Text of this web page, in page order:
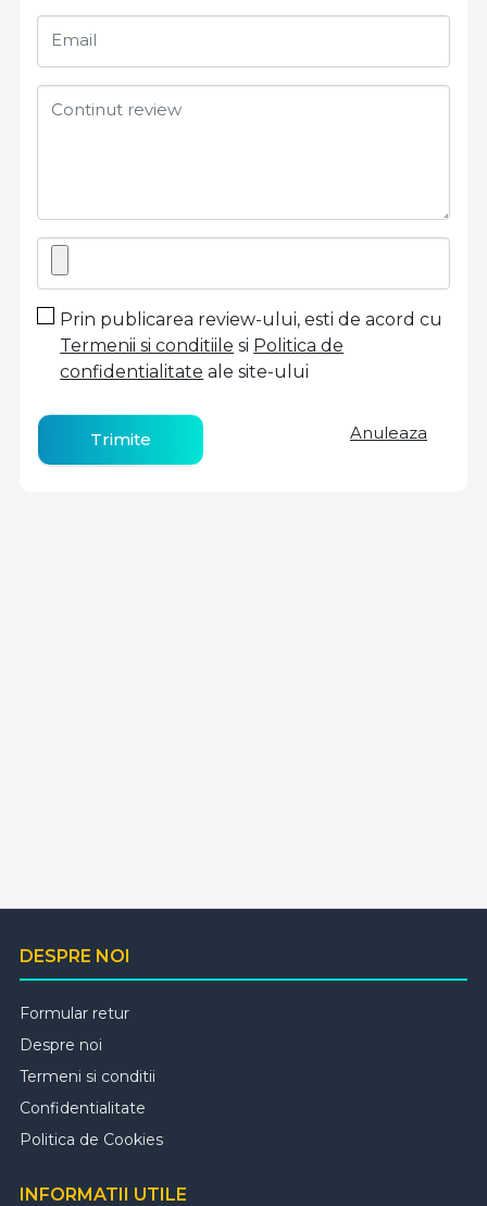
Email
Continut review
Prin publicarea review-ului, esti de acord cu
Termenii si conditiile si Politica de
confidentialitate ale site-ului
Trimite Anuleaza
DESPRE NOI
Formular retur
Despre noi
Termeni si conditii
Confidentialitate
Politica de Cookies
INFORMATII UTILE